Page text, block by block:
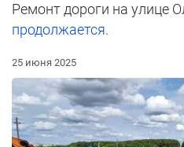
Ремонт дороги на улице
продолжается.
25 июня 2025